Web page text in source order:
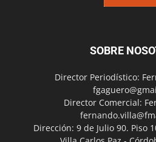
SOBRE
Director Periodístico:
Director Comercial:
Dirección: 9 de Julio 90. Piso